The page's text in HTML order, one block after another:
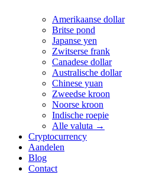
Amerikaanse dollar
Britse pond
Japanse yen
Zwitserse frank
Canadese dollar
Australische dollar
Chinese yuan
Zweedse kroon
Noorse kroon
Indische roepie
Alle valuta →
Cryptocurrency
Aandelen
Blog
Contact